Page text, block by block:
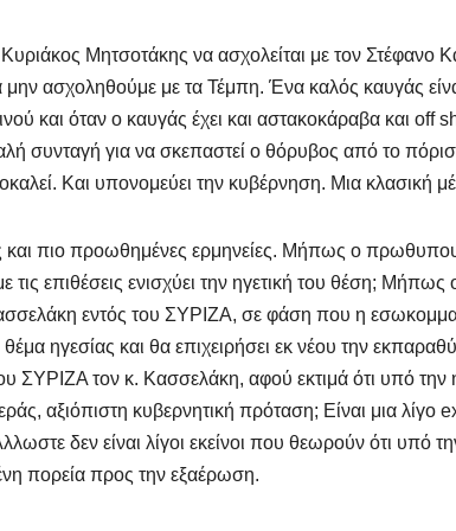
Μητσοτάκης να ασχολείται με τον Στέφανο
μην ασχοληθούμε με τα Τέμπη. Ένα καλός καυγάς
και όταν ο καυγάς έχει και αστακοκάραβα και off
συνταγή για να σκεπαστεί ο θόρυβος από το
Και υπονομεύει την κυβέρνηση. Μια κλασική
πιο προωθημένες ερμηνείες. Μήπως ο
τις επιθέσεις ενισχύει την ηγετική του θέση;
εντός του ΣΥΡΙΖΑ, σε φάση που η
θέμα ηγεσίας και θα επιχειρήσει εκ νέου την
ΣΥΡΙΖΑ τον κ. Κασσελάκη, αφού εκτιμά ότι υπό την
αξιόπιστη κυβερνητική πρόταση; Είναι μια
δεν είναι λίγοι εκείνοι που θεωρούν ότι υπό
πορεία προς την εξαέρωση.